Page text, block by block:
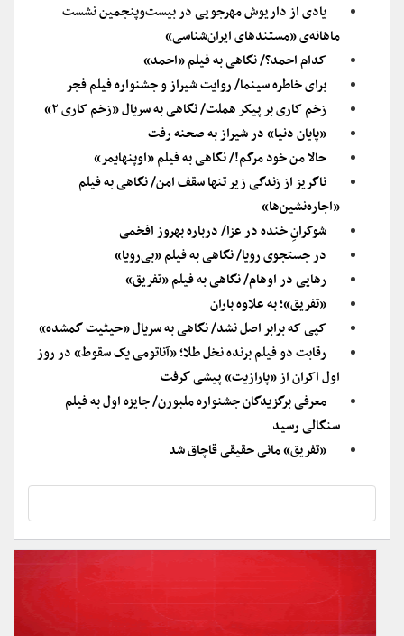
یادی از داریوش مهرجویی در بیست‌وپنجمین نشست
ماهانه‌ی «مستندهای ایران‌شناسی»
کدام احمد؟/ نگاهی به فیلم «احمد»
برای خاطره سینما/ روایت شیراز و جشنواره فیلم فجر
زخم کاری بر پیکر هملت/ نگاهی به سریال «زخم کاری ۲»
«پایان دنیا» در شیراز به صحنه رفت
حالا من خود مرگم!/ نگاهی به فیلم «اوپنهایمر»
ناگریز از زندگی زیر تنها سقف امن/ نگاهی به فیلم
«اجاره‌نشین‌ها»
شوکرانِ خنده در عزا/ درباره بهروز افخمی
در جستجوی رویا/ نگاهی به فیلم «بی‌رویا»
رهایی در اوهام/ نگاهی به فیلم «تفریق»
«تفریق»؛ به علاوه باران
کپی که برابر اصل نشد/ نگاهی به سریال «حیثیت گمشده»
رقابت دو فیلم برنده نخل طلا؛ «آناتومی یک سقوط» در روز
اول اکران از «پارازیت» پیشی گرفت
معرفی برگزیدگان جشنواره ملبورن/ جایزه اول به فیلم
سنگالی رسید
«تفریق» مانی حقیقی قاچاق شد